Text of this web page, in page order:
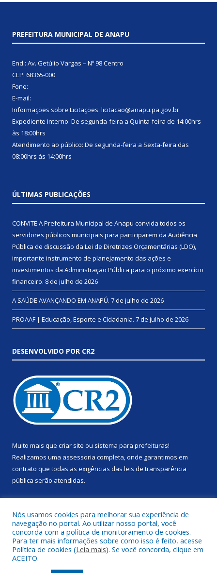
PREFEITURA MUNICIPAL DE ANAPU
End.: Av. Getúlio Vargas – Nº 98 Centro
CEP: 68365-000
Fone:
E-mail:
Informações sobre Licitações: licitacao@anapu.pa.gov.br
Expediente interno: De segunda-feira a Quinta-feira de 14:00hrs
às 18:00hrs
Atendimento ao público: De segunda-feira a Sexta-feira das
08:00hrs às 14:00hrs
ÚLTIMAS PUBLICAÇÕES
CONVITE A Prefeitura Municipal de Anapu convida todos os
servidores públicos municipais para participarem da Audiência
Pública de discussão da Lei de Diretrizes Orçamentárias (LDO),
importante instrumento de planejamento das ações e
investimentos da Administração Pública para o próximo exercício
financeiro. 8 de julho de 2026
A SAÚDE AVANÇANDO EM ANAPÚ. 7 de julho de 2026
PROAAF | Educação, Esporte e Cidadania. 7 de julho de 2026
DESENVOLVIDO POR CR2
Muito mais que criar site ou sistema para prefeituras!
Realizamos uma assessoria completa, onde garantimos em
contrato que todas as exigências das leis de transparência
pública serão atendidas.
Todos os direitos reservados a Prefeitura Municipal de Anapu.
Nós usamos cookies para melhorar sua experiência de
navegação no portal. Ao utilizar nosso portal, você
concorda com a política de monitoramento de cookies.
Para ter mais informações sobre como isso é feito, acesse
Política de cookies (Leia mais). Se você concorda, clique em
ACEITO.